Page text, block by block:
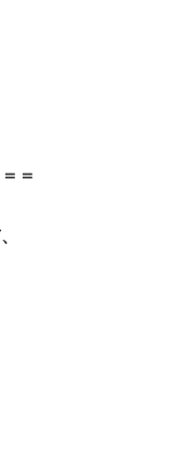
＝